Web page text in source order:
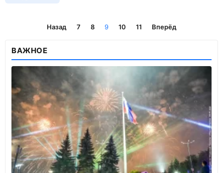
Назад 7 8 9 10 11 Вперёд
ВАЖНОЕ